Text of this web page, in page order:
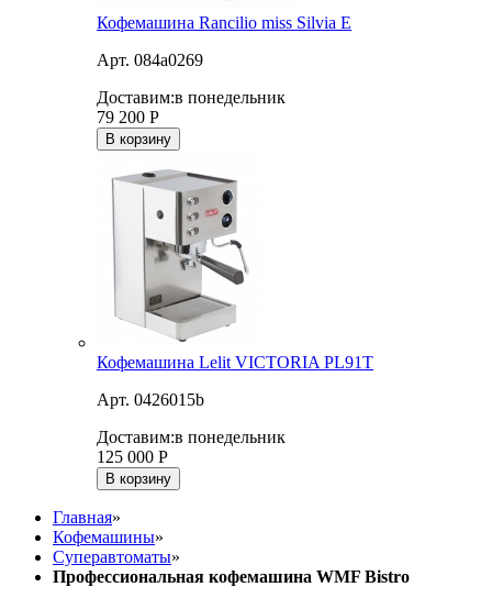
Кофемашина Rancilio miss Silvia E
Арт. 084a0269
Доставим:в понедельник
79 200 Р
В корзину
Кофемашина Lelit VICTORIA PL91T
Арт. 0426015b
Доставим:в понедельник
125 000 Р
В корзину
Главная»
Кофемашины»
Суперавтоматы»
Профессиональная кофемашина WMF Bistro